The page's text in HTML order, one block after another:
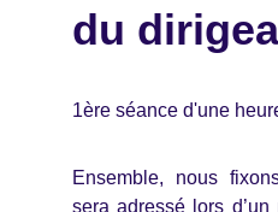
du
1ère séance d'une
Ensemble, nous
sera adressé lors